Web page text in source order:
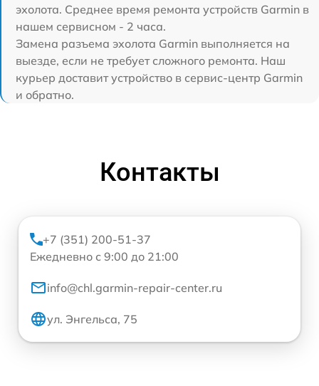
эхолота. Среднее время ремонта устройств Garmin в
нашем сервисном - 2 часа.
Замена разъема эхолота Garmin выполняется на
выезде, если не требует сложного ремонта. Наш
курьер доставит устройство в сервис-центр Garmin
и обратно.
Контакты
+7 (351) 200-51-37
Ежедневно с 9:00 до 21:00
info@chl.garmin-repair-center.ru
ул. Энгельса, 75